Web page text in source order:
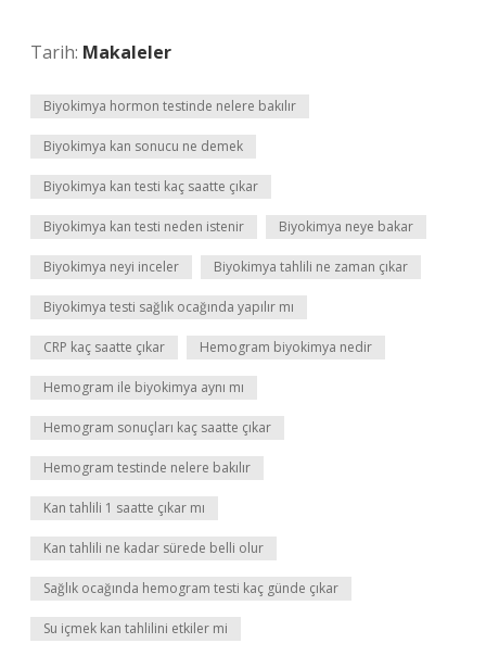
Tarih: Makaleler
Biyokimya hormon testinde nelere bakılır
Biyokimya kan sonucu ne demek
Biyokimya kan testi kaç saatte çıkar
Biyokimya kan testi neden istenir Biyokimya neye bakar
Biyokimya neyi inceler Biyokimya tahlili ne zaman çıkar
Biyokimya testi sağlık ocağında yapılır mı
CRP kaç saatte çıkar Hemogram biyokimya nedir
Hemogram ile biyokimya aynı mı
Hemogram sonuçları kaç saatte çıkar
Hemogram testinde nelere bakılır
Kan tahlili 1 saatte çıkar mı
Kan tahlili ne kadar sürede belli olur
Sağlık ocağında hemogram testi kaç günde çıkar
Su içmek kan tahlilini etkiler mi